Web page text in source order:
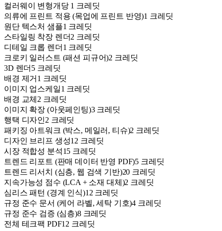
컬러웨이 변형개당 1 크레딧
의류에 프린트 적용 (목업에 프린트 반영)1 크레딧
원단 텍스처 샘플1 크레딧
스타일링 착장 렌더2 크레딧
디테일 크롭 렌더 1 크레딧
크로키 일러스트 (패션 피규어)2 크레딧
3D 렌더 5 크레딧
배경 제거 1 크레딧
이미지 업스케일1 크레딧
배경 교체 2 크레딧
이미지 확장 (아웃페인팅)3 크레딧
행택 디자인2 크레딧
패키징 아트워크 (박스, 메일러, 티슈)2 크레딧
디자인 브리프 생성12 크레딧
시장 적합성 분석15 크레딧
트렌드 리포트 (판매 데이터 반영 PDF)5 크레딧
트렌드 리서치 (심층, 웹 검색 기반)20 크레딧
지속가능성 점수 (LCA + 소재 대체)2 크레딧
심리스 패턴 (경계 인식)12 크레딧
규정 준수 문서 (케어 라벨, 세탁 기호)4 크레딧
규정 준수 검증 (심층)8 크레딧
전체 테크팩 PDF12 크레딧